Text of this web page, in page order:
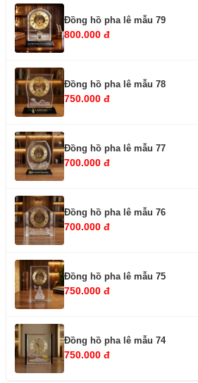
Đồng hồ pha lê mẫu 79
800.000 đ
Đồng hồ pha lê mẫu 78
750.000 đ
Đồng hồ pha lê mẫu 77
700.000 đ
Đồng hồ pha lê mẫu 76
700.000 đ
Đồng hồ pha lê mẫu 75
750.000 đ
Đồng hồ pha lê mẫu 74
750.000 đ